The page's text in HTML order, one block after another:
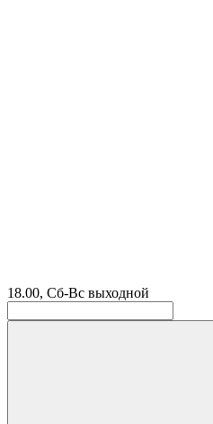
18.00, Сб-Вс выходной